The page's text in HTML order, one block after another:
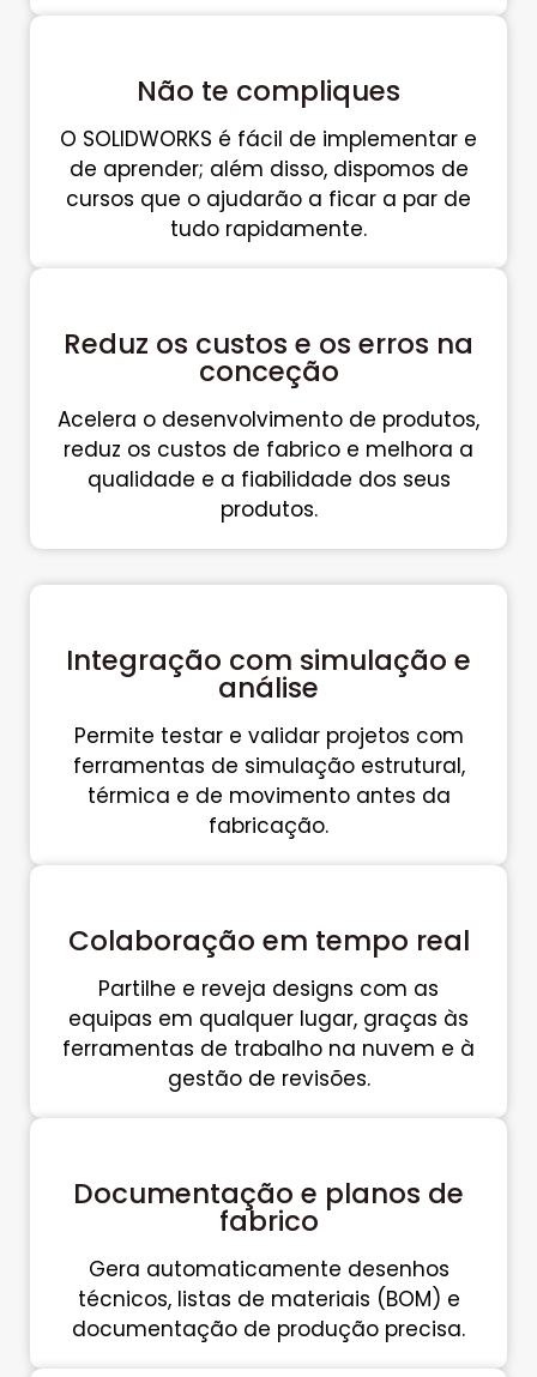
Não te compliques
O SOLIDWORKS é fácil de implementar e
de aprender; além disso, dispomos de
cursos que o ajudarão a ficar a par de
tudo rapidamente.
Reduz os custos e os erros na
conceção
Acelera o desenvolvimento de produtos,
reduz os custos de fabrico e melhora a
qualidade e a fiabilidade dos seus
produtos.
Integração com simulação e
análise
Permite testar e validar projetos com
ferramentas de simulação estrutural,
térmica e de movimento antes da
fabricação.
Colaboração em tempo real
Partilhe e reveja designs com as
equipas em qualquer lugar, graças às
ferramentas de trabalho na nuvem e à
gestão de revisões.
Documentação e planos de
fabrico
Gera automaticamente desenhos
técnicos, listas de materiais (BOM) e
documentação de produção precisa.